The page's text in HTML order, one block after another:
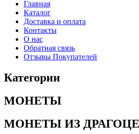
Главная
Каталог
Доставка и оплата
Контакты
О нас
Обратная связь
Отзывы Покупателей
Категории
МОНЕТЫ
МОНЕТЫ ИЗ